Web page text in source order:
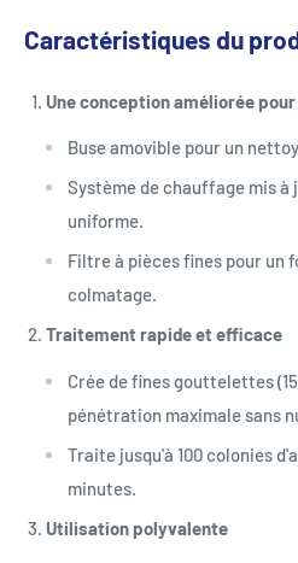
Caractéristiques du
Une conception améliorée
Buse amovible pour un
Système de chauffage mis
uniforme.
Filtre à pièces fines pour un
colmatage.
Traitement rapide et efficace
Crée de fines gouttelettes
pénétration maximale sans
Traite jusqu'à 100 colonies
minutes.
Utilisation polyvalente